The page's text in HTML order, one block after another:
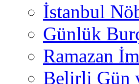
İstanbul
Günlük
Ramazan
Belirli Gün